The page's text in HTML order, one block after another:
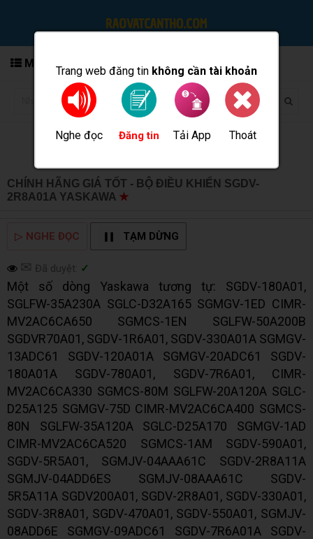
Trang web đăng tin không cần tài khoản
Nghe đọc Đăng tin Tải App Thoát
MENU
CHÍNH HÃNG GIÁ TỐT - BỘ ĐIỀU KHIỂN SGDV-
2R8A01A YASKAWA ★
▷ NGHE ĐỌC TẠM DỪNG
✉ Đã duyệt: ✓
Một số dòng Yaskawa tương tự: SGDV-180A01,
SGLFW-35A230A SGLC-D32A165 SGMGV-1ED CIMR-
MV2AC6CA650 SGMCS-1EN SGLFW-50A200B
SGDVR70A01, SGDV-1R6A01, SGDV-330A01A SGMGV-
13ADC61 SGDV-120A01A SGMGV-20ADC61 SGDV-
180A01A SGDV-780A01, SGDV-7R6A01, CIMR-
MV2AC6CA330 SGMCS-80M SGLFW-20A120A SGLC-
D25A125 SGMGV-75D CIMR-MV2AC6CA400 SGMCS-
80N SGLFW-35A120A SGLC-D25A170 SGMGV-1AD
CIMR-MV2AC6CA520 SGMCS-1AM SGDV-590A01,
SGDV-5R5A01, SGMJV-04AAA61C SGDV-2R8A11A
SGMJV-04ADD6ES SGMJV-08AAA61C SGDV-
5R5A11A SGDV200A01, SGDV-2R8A01, SGDV-330A01,
SGDV-3R8A01, SGDV-470A01, SGDV-550A01, SGMJV-
08ADD6E SGMGV-09ADC61 SGDV-7R6A01A SGDV-